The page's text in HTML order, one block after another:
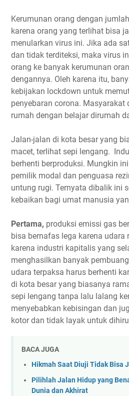
Kerumunan orang dengan
karena orang yang terlihat bisa
menularkan virus ini. Jika ada
dan tidak terditeksi, maka virus
orang ke banyak kerumunan
dengannya. Oleh karena itu,
kebijakan lockdown untuk
penyebaran corona.
rumah dengan belajar dirumah
Jalan-jalan di kota besar yang
macet, terlihat sepi lengang.
berhenti berproduksi. Mungkin
pemilik modal dan penguasa
untung rugi. Ternyata dibalik ini
kebaikan bagi umat manusia
Pertama, produksi emissi gas
bisa bernafas lega karena udara
karena industri kapitalis yang
menghasilkan banyak
udara terpaksa harus berhenti
di kota besar yang biasanya
sepi lengang tanpa lalu lalang
menyebabkan kebisingan dan
kotor dan tidak layak untuk
BACA JUGA
Hikmah Saat Diuji Tidak Bisa
Pilihlah Jalan Hidup yang
Dunia dan Akhirat